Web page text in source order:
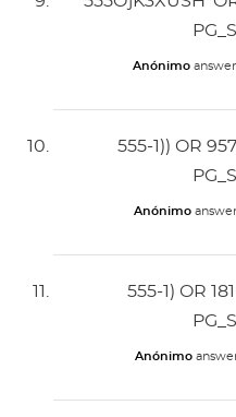
Anónimo
555-1)) OR
Anónimo
555-1) OR
Anónimo